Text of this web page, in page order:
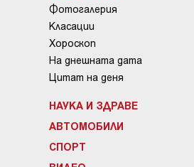
Фотогалерия
Класации
Хороскоп
На днешната дата
Цитат на деня
НАУКА И ЗДРАВЕ
АВТОМОБИЛИ
СПОРТ